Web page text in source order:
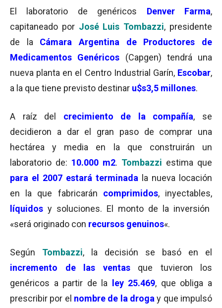
El laboratorio de genéricos Denver Farma,
capitaneado por José Luis Tombazzi, presidente
de la Cámara Argentina de Productores de
Medicamentos Genéricos
(Capgen) tendrá una
nueva planta en el Centro Industrial Garín, Escobar,
a la que tiene previsto destinar u$s3,5 millones.
A raíz del crecimiento de la compañía, se
decidieron a dar el gran paso de comprar una
hectárea y media en la que construirán un
laboratorio de: 10.000 m2. Tombazzi estima que
para el 2007 estará terminada la nueva locación
en la que fabricarán comprimidos, inyectables,
líquidos y soluciones. El monto de la inversión
«será originado con recursos genuinos«.
Según Tombazzi, la decisión se basó en el
incremento de las ventasque tuvieron los
genéricos a partir de la ley 25.469, que obliga a
prescribir por el nombre de la droga y que impulsó